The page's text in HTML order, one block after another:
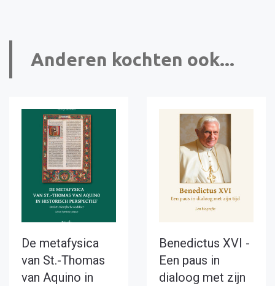
Anderen kochten ook...
De metafysica
van St.-Thomas
van Aquino in
Benedictus XVI -
Een paus in
dialoog met zijn